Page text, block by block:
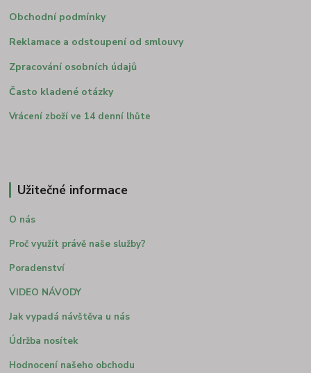
Obchodní podmínky
Reklamace a odstoupení od smlouvy
Zpracování osobních údajů
Často kladené otázky
Vrácení zboží ve 14 denní lhůte
Užitečné informace
O nás
Proč využít právě naše služby?
Poradenství
VIDEO NÁVODY
Jak vypadá návštěva u nás
Údržba nosítek
Hodnocení našeho obchodu